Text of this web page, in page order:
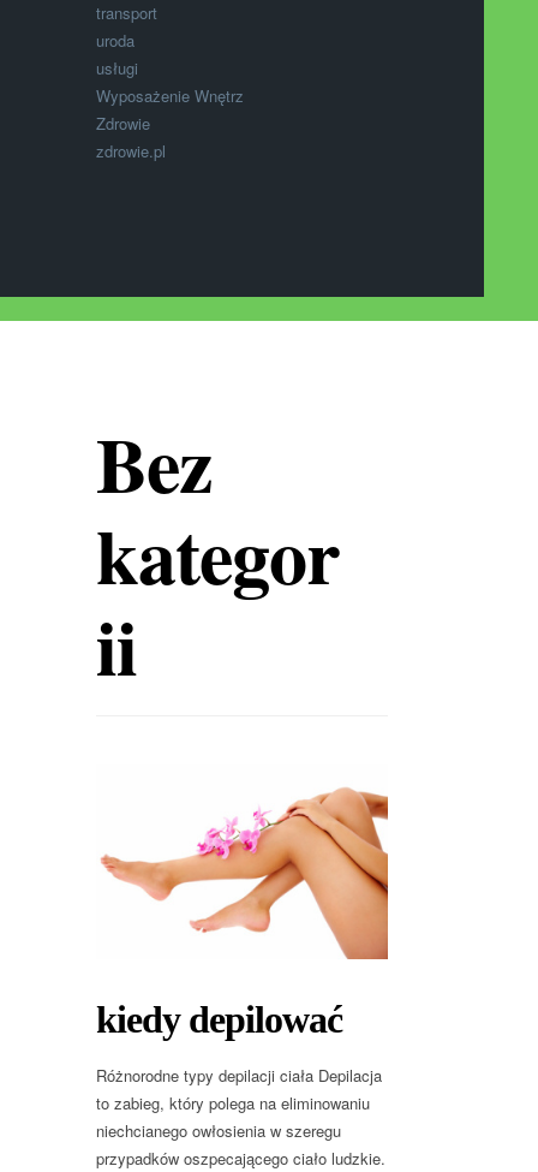
transport
uroda
usługi
Wyposażenie Wnętrz
Zdrowie
zdrowie.pl
Bez
kategor
ii
kiedy depilować
Różnorodne typy depilacji ciała Depilacja
to zabieg, który polega na eliminowaniu
niechcianego owłosienia w szeregu
przypadków oszpecającego ciało ludzkie.